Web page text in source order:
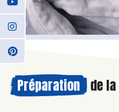
Préparation de la